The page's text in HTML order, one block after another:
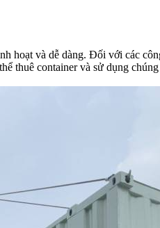
hoạt và dễ dàng. Đối với các
thuê container và sử dụng